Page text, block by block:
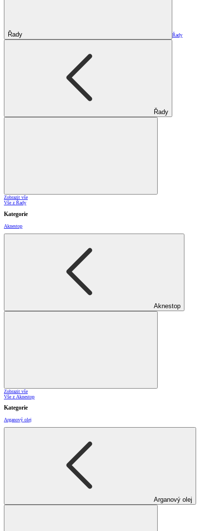
Řady Řady
Řady
Zobrazit vše
Vše z Řady
Kategorie
Aknestop
Aknestop
Zobrazit vše
Vše z Aknestop
Kategorie
Arganový olej
Arganový olej